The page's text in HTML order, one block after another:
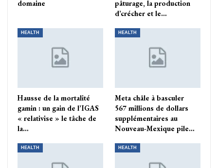
domaine
pâturage, la production
d’crécher et le…
HEALTH
Hausse de la mortalité
gamin : un gain de l’IGAS
« relativise » le tâche de
la…
HEALTH
Meta châle à basculer
567 millions de dollars
supplémentaires au
Nouveau-Mexique pile…
HEALTH HEALTH